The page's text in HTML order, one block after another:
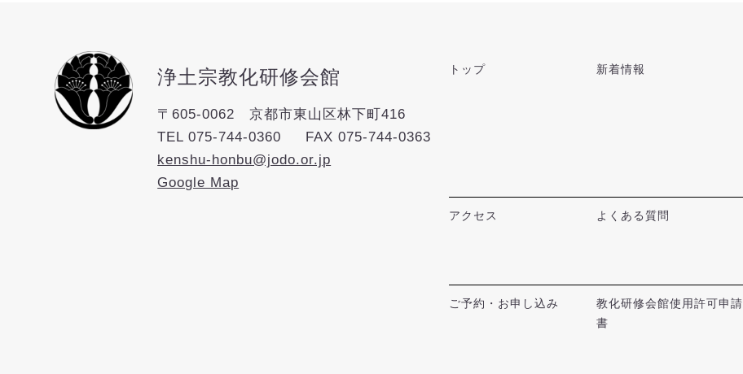
浄土宗教化研修会館
〒605-0062 京都市東山区林下町416
TEL075-744-0360
FAX 075-744-0363
kenshu-honbu@jodo.or.jp
Google Map
トップ 新着情報
アクセス よくある質問
ご予約・お申し込み
教化研修会館使用許可申請
書